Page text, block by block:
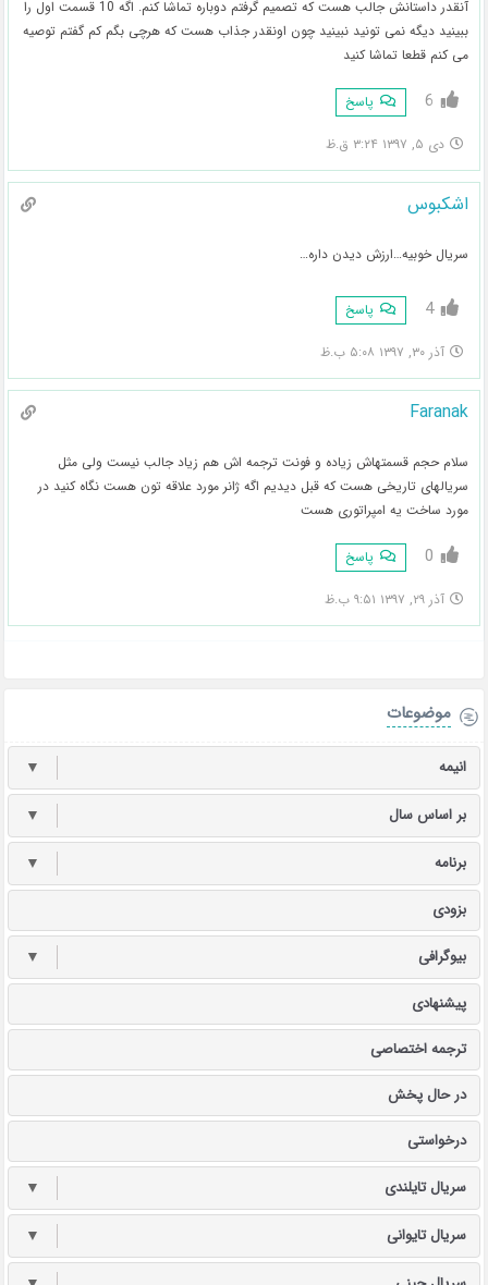
آنقدر داستانش جالب هست که تصمیم گرفتم دوباره تماشا کنم. اگه 10 قسمت اول را
ببینید دیگه نمی تونید نبینید چون اونقدر جذاب هست که هرچی بگم کم گفتم توصیه
می کنم قطعا تماشا کنید
6 پاسخ
دی ۵, ۱۳۹۷ ۳:۲۴ ق.ظ
اشکبوس
سریال خوبیه…ارزش دیدن داره…
4 پاسخ
آذر ۳۰, ۱۳۹۷ ۵:۰۸ ب.ظ
Faranak
سلام حجم قسمتهاش زیاده و فونت ترجمه اش هم زیاد جالب نیست ولی مثل
سریالهای تاریخی هست که قبل دیدیم اگه ژانر مورد علاقه تون هست نگاه کنید در
مورد ساخت یه امپراتوری هست
0 پاسخ
آذر ۲۹, ۱۳۹۷ ۹:۵۱ ب.ظ
موضوعات
انیمه ▼
بر اساس سال ▼
برنامه ▼
بزودی
بیوگرافی ▼
پیشنهادی
ترجمه اختصاصی
در حال پخش
درخواستی
سریال تایلندی ▼
سریال تایوانی ▼